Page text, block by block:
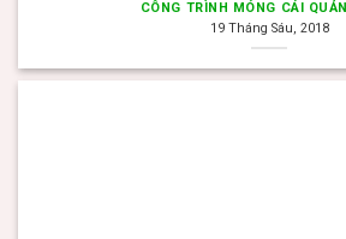
CÔNG TRÌNH MÓNG CÁI
19 Tháng Sáu, 2018